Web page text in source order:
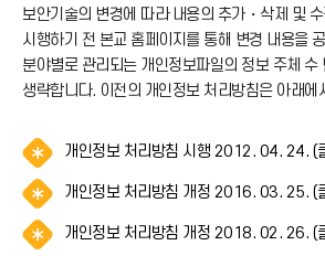
보안기술의 변경에 따라 내용의 추가・삭제 및
시행하기 전 본교 홈페이지를 통해 변경 내용을
분야별로 관리되는 개인정보파일의 정보 주체 수
생략합니다. 이전의 개인정보 처리방침은 아래에
개인정보 처리방침 시행 2012. 04. 24. (
개인정보 처리방침 개정 2016. 03. 25. (
개인정보 처리방침 개정 2018. 02. 26. (